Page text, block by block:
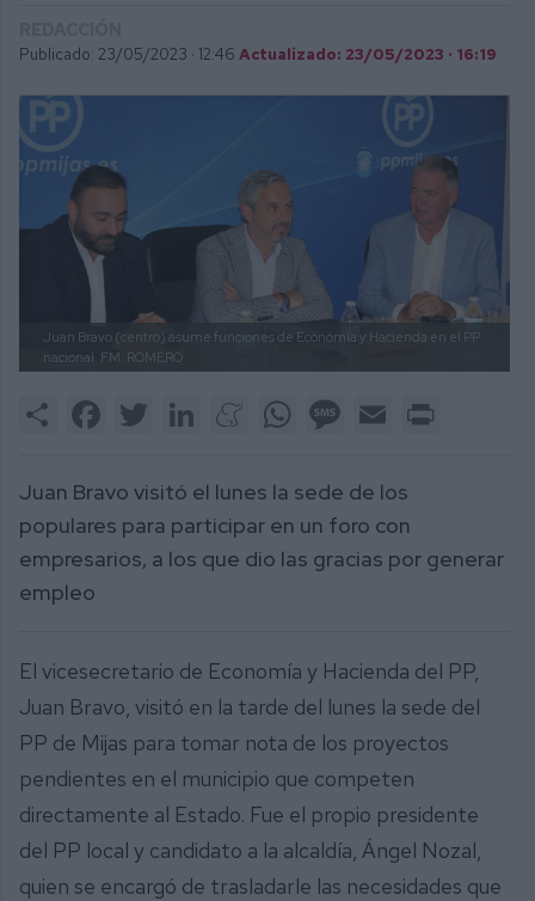
Publicado: 23/05/2023 · 12:46 Actualizado: 23/05/2023 · 16:19
Juan Bravo (centro) asume funciones de Economía y Hacienda en el PP
nacional. FM. ROMERO
Share FacebookTwitter LinkedInMeneameWhatsAppMessage
Email
Juan Bravo visitó el lunes la sede de los
populares para participar en un foro con
empresarios, a los que dio las gracias por generar
empleo
El vicesecretario de Economía y Hacienda del PP,
Juan Bravo, visitó en la tarde del lunes la sede del
PP de Mijas para tomar nota de los proyectos
pendientes en el municipio que competen
directamente al Estado. Fue el propio presidente
del PP local y candidato a la alcaldía, Ángel Nozal,
quien se encargó de trasladarle las necesidades que